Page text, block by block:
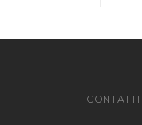
CONTATTI